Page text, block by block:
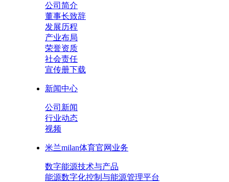
公司简介
董事长致辞
发展历程
产业布局
荣誉资质
社会责任
宣传册下载
新闻中心
公司新闻
行业动态
视频
米兰milan体育官网业务
数字能源技术与产品
能源数字化控制与能源管理平台